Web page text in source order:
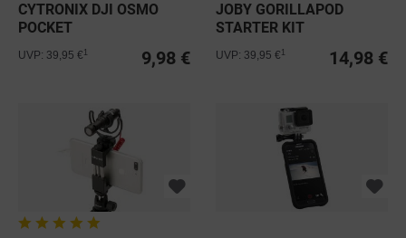
CYTRONIX DJI OSMO
POCKET
SMARTPHONEHALTER &
STATIV
9,98 €
UVP: 39,95 €
JOBY GORILLAPOD
STARTER KIT
14,98 €
UVP: 39,95 €